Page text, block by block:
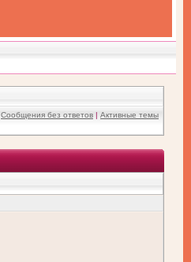
Сообщения без ответов | Активные темы